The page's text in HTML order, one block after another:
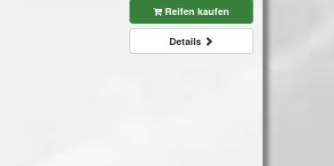
Reifen kaufen
Details